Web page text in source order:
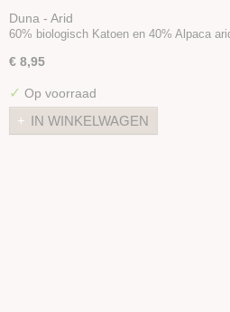
Duna - Arid
60% biologisch Katoen en 40% Alpaca
€ 8,95
✓ Op voorraad
IN WINKELWAGEN